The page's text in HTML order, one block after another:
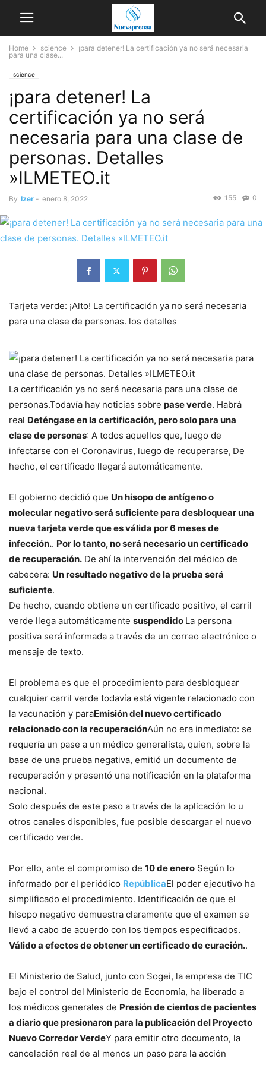
Home science
¡para detener! La certificación ya no será necesaria
para una clase...
science
¡para detener! La
certificación ya no será
necesaria para una clase de
personas. Detalles
»ILMETEO.it
By Izer - enero 8, 2022 0
155
Tarjeta verde: ¡Alto! La certificación ya no será necesaria
para una clase de personas. los detalles
La certificación ya no será necesaria para una clase de
personas.Todavía hay noticias sobre pase verde. Habrá
real Deténgase en la certificación, pero solo para una
clase de personas: A todos aquellos que, luego de
infectarse con el Coronavirus, luego de recuperarse, De
hecho, el certificado llegará automáticamente.
El gobierno decidió que Un hisopo de antígeno o
molecular negativo será suficiente para desbloquear una
nueva tarjeta verde que es válida por 6 meses de
infección.. Por lo tanto, no será necesario un certificado
de recuperación. De ahí la intervención del médico de
cabecera: Un resultado negativo de la prueba será
suficiente.
De hecho, cuando obtiene un certificado positivo, el carril
verde llega automáticamente suspendido La persona
positiva será informada a través de un correo electrónico o
mensaje de texto.
El problema es que el procedimiento para desbloquear
cualquier carril verde todavía está vigente relacionado con
la vacunación y paraEmisión del nuevo certificado
relacionado con la recuperaciónAún no era inmediato: se
requería un pase a un médico generalista, quien, sobre la
base de una prueba negativa, emitió un documento de
recuperación y presentó una notificación en la plataforma
nacional.
Solo después de este paso a través de la aplicación Io u
otros canales disponibles, fue posible descargar el nuevo
certificado verde.
Por ello, ante el compromiso de 10 de enero Según lo
informado por el periódico RepúblicaEl poder ejecutivo ha
simplificado el procedimiento. Identificación de que el
hisopo negativo demuestra claramente que el examen se
llevó a cabo de acuerdo con los tiempos especificados.
Válido a efectos de obtener un certificado de curación..
El Ministerio de Salud, junto con Sogei, la empresa de TIC
bajo el control del Ministerio de Economía, ha liberado a
los médicos generales de Presión de cientos de pacientes
a diario que presionaron para la publicación del Proyecto
Nuevo Corredor VerdeY para emitir otro documento, la
cancelación real de al menos un paso para la acción